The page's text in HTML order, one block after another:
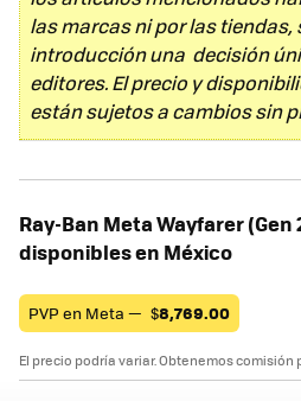
las marcas ni por las tiendas,
introducción una decisión
editores. El precio y
están sujetos a cambios sin
Ray-Ban Meta Wayfarer (Gen
disponibles en México
PVP en Meta — $8,769.00
El precio podría variar. Obtenemos comisión